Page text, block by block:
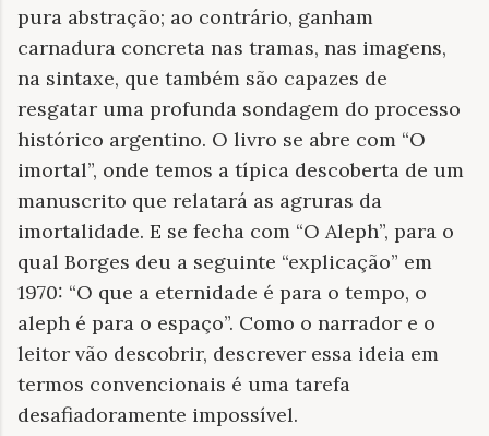
pura abstração; ao contrário, ganham
carnadura concreta nas tramas, nas imagens,
na sintaxe, que também são capazes de
resgatar uma profunda sondagem do processo
histórico argentino. O livro se abre com “O
imortal”, onde temos a típica descoberta de um
manuscrito que relatará as agruras da
imortalidade. E se fecha com “O Aleph”, para o
qual Borges deu a seguinte “explicação” em
1970: “O que a eternidade é para o tempo, o
aleph é para o espaço”. Como o narrador e o
leitor vão descobrir, descrever essa ideia em
termos convencionais é uma tarefa
desafiadoramente impossível.